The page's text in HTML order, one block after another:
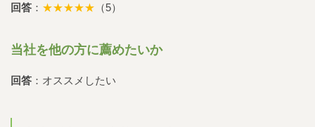
回答 ： ★★★★★ （5）
当社を他の方に薦めたいか
回答 ：オススメしたい